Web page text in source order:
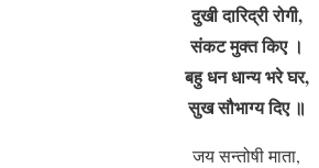
दुखी दारिद्री रोगी,
संकट मुक्त किए ।
बहु धन धान्य भरे घर,
सुख सौभाग्य दिए ॥
जय सन्तोषी माता,